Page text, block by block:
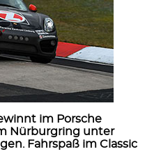
im Porsche
Nürburgring unter
Fahrspaß im Classic